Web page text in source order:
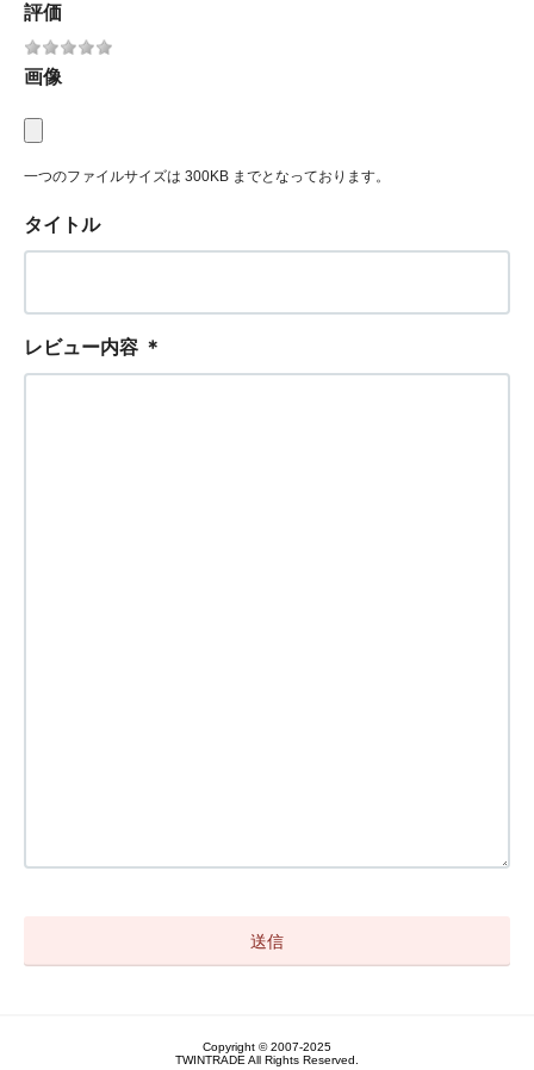
評価
画像
一つのファイルサイズは 300KB までとなっております。
タイトル
レビュー内容 ＊
Copyright © 2007-2025
TWINTRADE All Rights Reserved.